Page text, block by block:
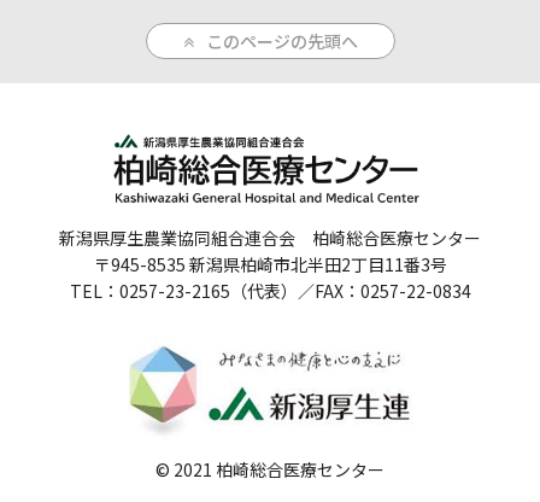
医療関係者の方へ
病院指標
個人情報保護方針
反社会的勢力に対する基本方針
サイトマップ
このページの先頭へ
新潟県厚生農業協同組合連合会 柏崎総合医療センター
〒945-8535 新潟県柏崎市北半田2丁目11番3号
TEL：0257-23-2165（代表）／FAX：0257-22-0834
© 2021 柏崎総合医療センター